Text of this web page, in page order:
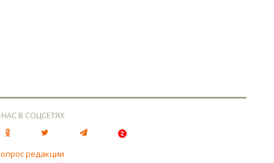
В СОЦСЕТЯХ
редакции